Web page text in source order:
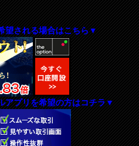
望される場合はこちら▼
アプリを希望の方はコチラ▼